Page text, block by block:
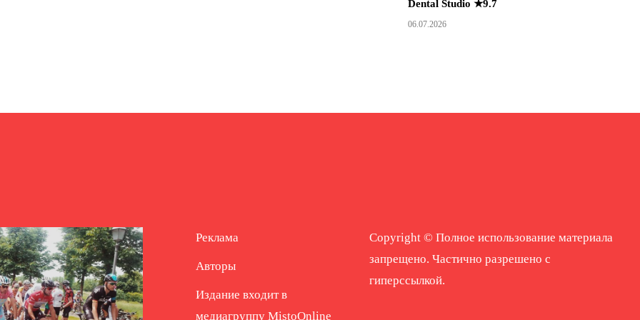
Dental Studio ★9.7
06.07.2026
Реклама
Авторы
Издание входит в
медиагруппу MistoOnline
Copyright © Полное использование материала
запрещено. Частично разрешено с
гиперссылкой.